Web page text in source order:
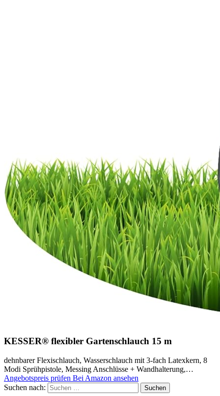
KESSER® flexibler Gartenschlauch 15 m
dehnbarer Flexischlauch, Wasserschlauch mit 3-fach Latexkern, 8
Modi Sprühpistole, Messing Anschlüsse + Wandhalterung,…
Angebotspreis prüfen Bei Amazon ansehen
Suchen nach: